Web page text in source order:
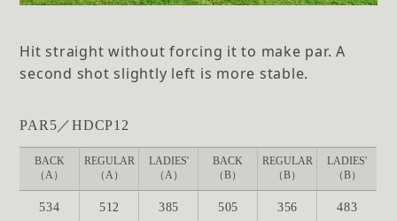
Hit straight without forcing it to make par. A
second shot slightly left is more stable.
PAR5／HDCP12
BACK
（A）
REGULAR
（A）
LADIES'
（A）
BACK
（B）
REGULAR
（B）
LADIES'
（B）
534 512 385 505 356 483